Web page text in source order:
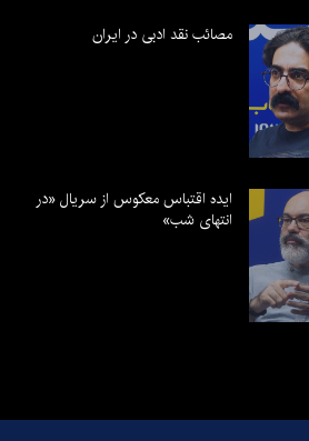
مصائب نقد ادبی در ایران
ایده اقتباس معکوس از سریال «در
انتهای شب»